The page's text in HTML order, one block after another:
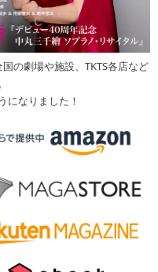
の劇場や施設、TKTS各店など
になりました！